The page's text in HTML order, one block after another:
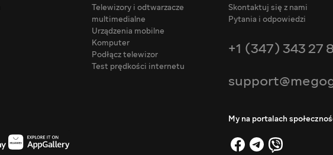
Telewizory i odtwarzacze
multimedialne
Urządzenia mobilne
Komputer
Podłącz telewizor
Test prędkości internetu
Skontaktuj się z nami
Pytania i odpowiedzi
+1 (347) 343 27
My na portalach